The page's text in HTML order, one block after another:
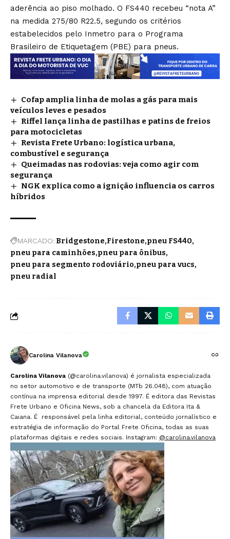
aderência ao piso molhado. O FS440 recebeu “nota A”
na medida 275/80 R22.5, segundo os critérios
estabelecidos pelo Inmetro para o Programa
Brasileiro de Etiquetagem (PBE) para pneus.
Cofap amplia linha de molas a gás para mais
veículos leves e pesados
Riffel lança linha de pastilhas e patins de freios
para motocicletas
Revista Frete Urbano: logística urbana,
combustível e segurança
Queimadas nas rodovias: veja como agir com
segurança
NGK explica como a ignição influencia os carros
híbridos
MARCADO: Bridgestone Firestone pneu FS440
pneu para caminhões pneu para ônibus
pneu para segmento rodoviário pneu para vucs
pneu radial
Carolina Vilanova
Carolina Vilanova (@carolina.vilanova) é jornalista especializada
no setor automotivo e de transporte (MTb 26.048), com atuação
contínua na imprensa editorial desde 1997. É editora das Revistas
Frete Urbano e Oficina News, sob a chancela da Editora Ita &
Caiana. É responsável pela linha editorial, conteúdo jornalístico e
estratégia de informação do Portal Frete Oficina, todas as suas
plataformas digitais e redes sociais. Instagram: @carolina.vilanova